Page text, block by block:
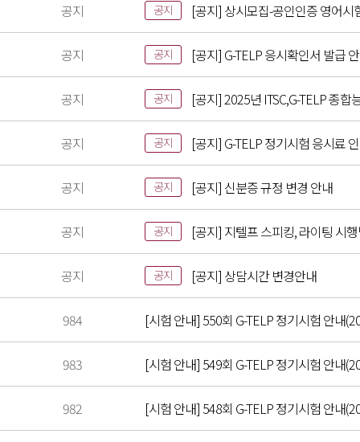
공지 공지 [공지] 상시모집-공인인증 영어시
공지 공지 [공지] G-TELP 응시확인서 발급
공지 공지 [공지] 2025년 ITSC,G-TELP 종합
공지 공지 [공지] G-TELP 정기시험 응시료
공지 공지 [공지] 신분증 규정 변경 안내
공지 공지 [공지] 지텔프 스피킹, 라이팅 시
공지 공지 [공지] 상담시간 변경안내
984 [시험 안내] 550회 G-TELP 정기시험 안내
983 [시험 안내] 549회 G-TELP 정기시험 안내
982 [시험 안내] 548회 G-TELP 정기시험 안내